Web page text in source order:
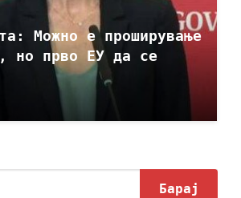
Можно е проширување
но прво ЕУ да се
Барај